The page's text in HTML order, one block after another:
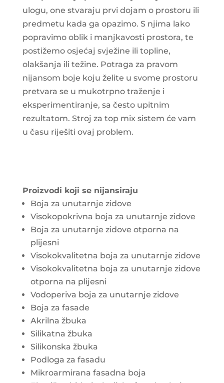
ulogu, one stvaraju prvi dojam o prostoru ili
predmetu kada ga opazimo. S njima lako
popravimo oblik i manjkavosti prostora, te
postižemo osjećaj svježine ili topline,
olakšanja ili težine. Potraga za pravom
nijansom boje koju želite u svome prostoru
pretvara se u mukotrpno traženje i
eksperimentiranje, sa često upitnim
rezultatom. Stroj za top mix sistem će vam
u času riješiti ovaj problem.
Proizvodi koji se nijansiraju
Boja za unutarnje zidove
Visokopokrivna boja za unutarnje zidove
Boja za unutarnje zidove otporna na
plijesni
Visokokvalitetna boja za unutarnje zidove
Visokokvalitetna boja za unutarnje zidove
otporna na plijesni
Vodoperiva boja za unutarnje zidove
Boja za fasade
Akrilna žbuka
Silikatna žbuka
Silikonska žbuka
Podloga za fasadu
Mikroarmirana fasadna boja